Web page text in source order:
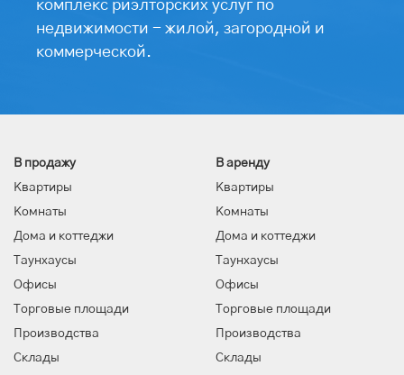
комплекс риэлторских услуг по
недвижимости - жилой, загородной и
коммерческой.
В продажу
Квартиры
Комнаты
Дома и коттеджи
Таунхаусы
Офисы
Торговые площади
Производства
Склады
В аренду
Квартиры
Комнаты
Дома и коттеджи
Таунхаусы
Офисы
Торговые площади
Производства
Склады